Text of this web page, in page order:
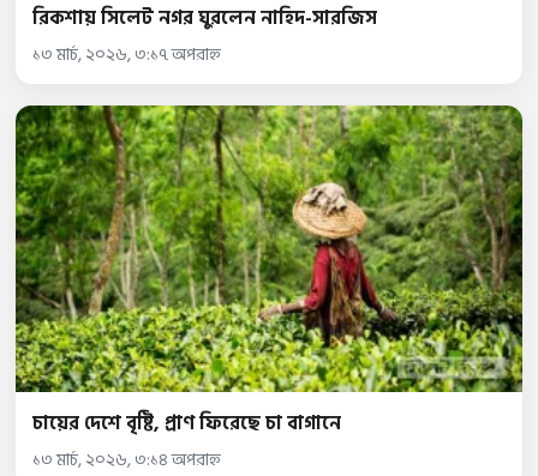
রিকশায় সিলেট নগর ঘুরলেন নাহিদ-সারজিস
১৩ মার্চ, ২০২৬, ৩:১৭ অপরাহ্ন
চায়ের দেশে বৃষ্টি, প্রাণ ফিরেছে চা বাগানে
১৩ মার্চ, ২০২৬, ৩:১৪ অপরাহ্ন